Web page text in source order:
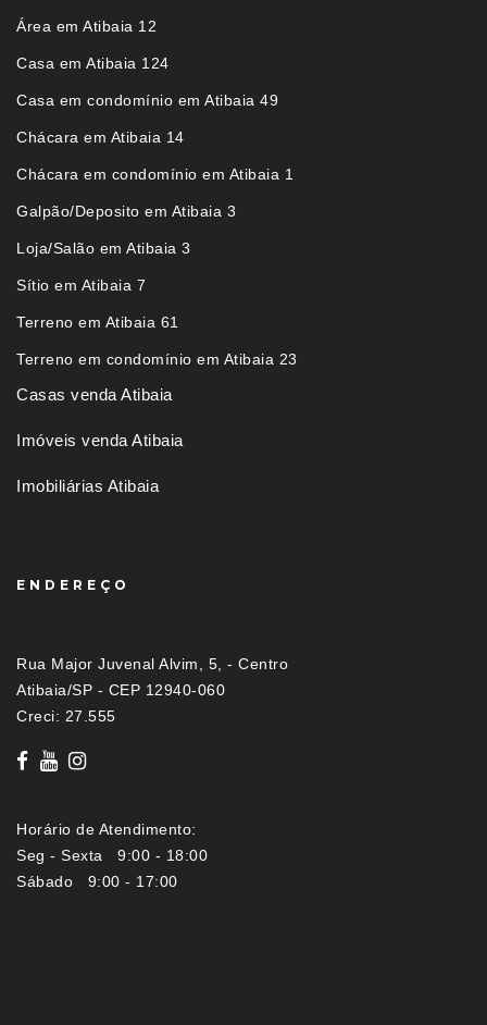
Área em Atibaia 12
Casa em Atibaia 124
Casa em condomínio em Atibaia 49
Chácara em Atibaia 14
Chácara em condomínio em Atibaia 1
Galpão/Deposito em Atibaia 3
Loja/Salão em Atibaia 3
Sítio em Atibaia 7
Terreno em Atibaia 61
Terreno em condomínio em Atibaia 23
Casas venda Atibaia
Imóveis venda Atibaia
Imobiliárias Atibaia
ENDEREÇO
Rua Major Juvenal Alvim, 5, - Centro
Atibaia/SP - CEP 12940-060
Creci: 27.555
Horário de Atendimento:
Seg - Sexta 9:00 - 18:00
Sábado 9:00 - 17:00